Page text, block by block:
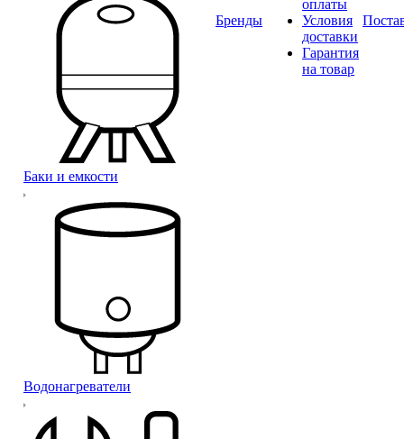
Баки и емкости
Водонагреватели
Бренды
оплаты
Условия
доставки
Гарантия
на товар